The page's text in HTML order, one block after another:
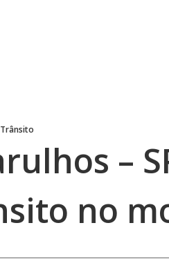
Trânsito
–
no